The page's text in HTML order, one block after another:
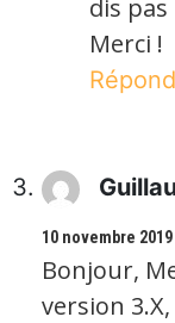
dis pas
Merci !
10 novembre
Bonjour,
version